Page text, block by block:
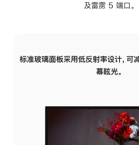
及雷雳 5 端口。
标准玻璃面板采用低反射率设计，可
幕眩光。